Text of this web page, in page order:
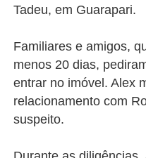
Tadeu, em Guarapari.
Familiares e amigos,
menos 20 dias,
entrar no imóvel. Alex
relacionamento com
suspeito.